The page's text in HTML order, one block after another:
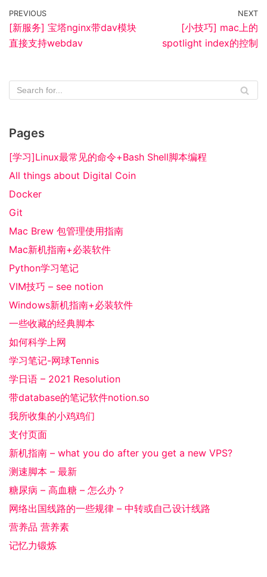
PREVIOUS
[新服务] 宝塔nginx带dav模块
直接支持webdav
NEXT
[小技巧] mac上的
spotlight index的控制
Pages
[学习]Linux最常见的命令+Bash Shell脚本编程
All things about Digital Coin
Docker
Git
Mac Brew 包管理使用指南
Mac新机指南+必装软件
Python学习笔记
VIM技巧 – see notion
Windows新机指南+必装软件
一些收藏的经典脚本
如何科学上网
学习笔记-网球Tennis
学日语 – 2021 Resolution
带database的笔记软件notion.so
我所收集的小鸡鸡们
支付页面
新机指南 – what you do after you get a new VPS?
测速脚本 – 最新
糖尿病 – 高血糖 – 怎么办？
网络出国线路的一些规律 – 中转或自己设计线路
营养品 营养素
记忆力锻炼